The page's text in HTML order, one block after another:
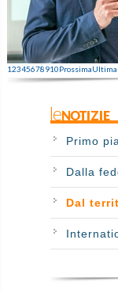
12345678910ProssimaUltima
leNOTIZIE
Primo
Dalla
Dal